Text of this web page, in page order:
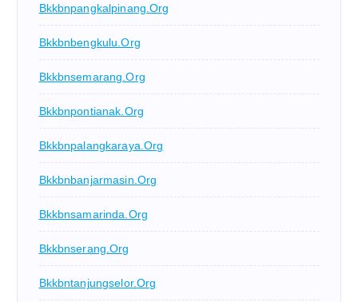
Bkkbnpangkalpinang.org
Bkkbnbengkulu.org
Bkkbnsemarang.org
Bkkbnpontianak.org
Bkkbnpalangkaraya.org
Bkkbnbanjarmasin.org
Bkkbnsamarinda.org
Bkkbnserang.org
Bkkbntanjungselor.org